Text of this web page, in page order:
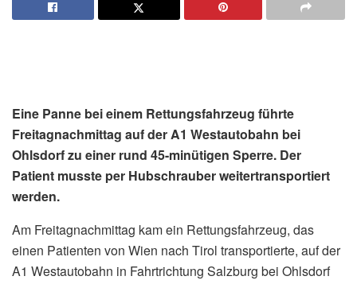
Eine Panne bei einem Rettungsfahrzeug führte
Freitagnachmittag auf der A1 Westautobahn bei
Ohlsdorf zu einer rund 45-minütigen Sperre. Der
Patient musste per Hubschrauber weitertransportiert
werden.
Am Freitagnachmittag kam ein Rettungsfahrzeug, das
einen Patienten von Wien nach Tirol transportierte, auf der
A1 Westautobahn in Fahrtrichtung Salzburg bei Ohlsdorf